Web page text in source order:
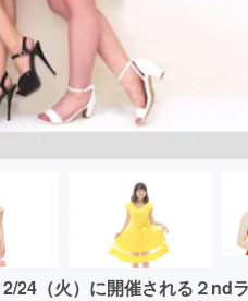
CAMPFIREふるさと納
24（火）に開催される２nd